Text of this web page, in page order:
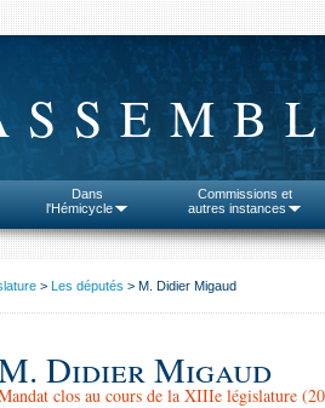
Dans
l'Hémicycle
Commissions et
autres instances
> Les députés > M. Didier Migaud
Didier Migaud
clos au cours de la XIIIe législature